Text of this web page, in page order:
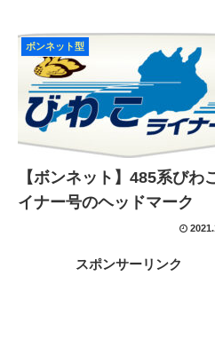
ボンネット型
【ボンネット】485系びわ
イナー号のヘッドマーク
スポンサーリンク